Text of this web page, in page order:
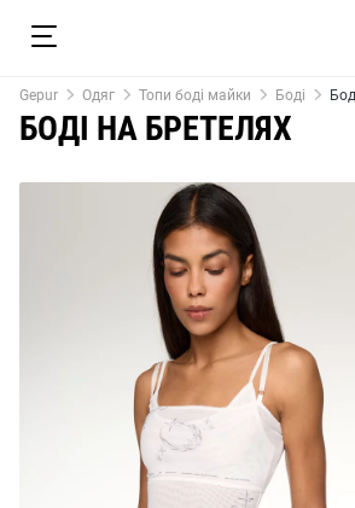
Gepur Одяг Топи боді майки Боді
БОДІ НА БРЕТЕЛЯХ